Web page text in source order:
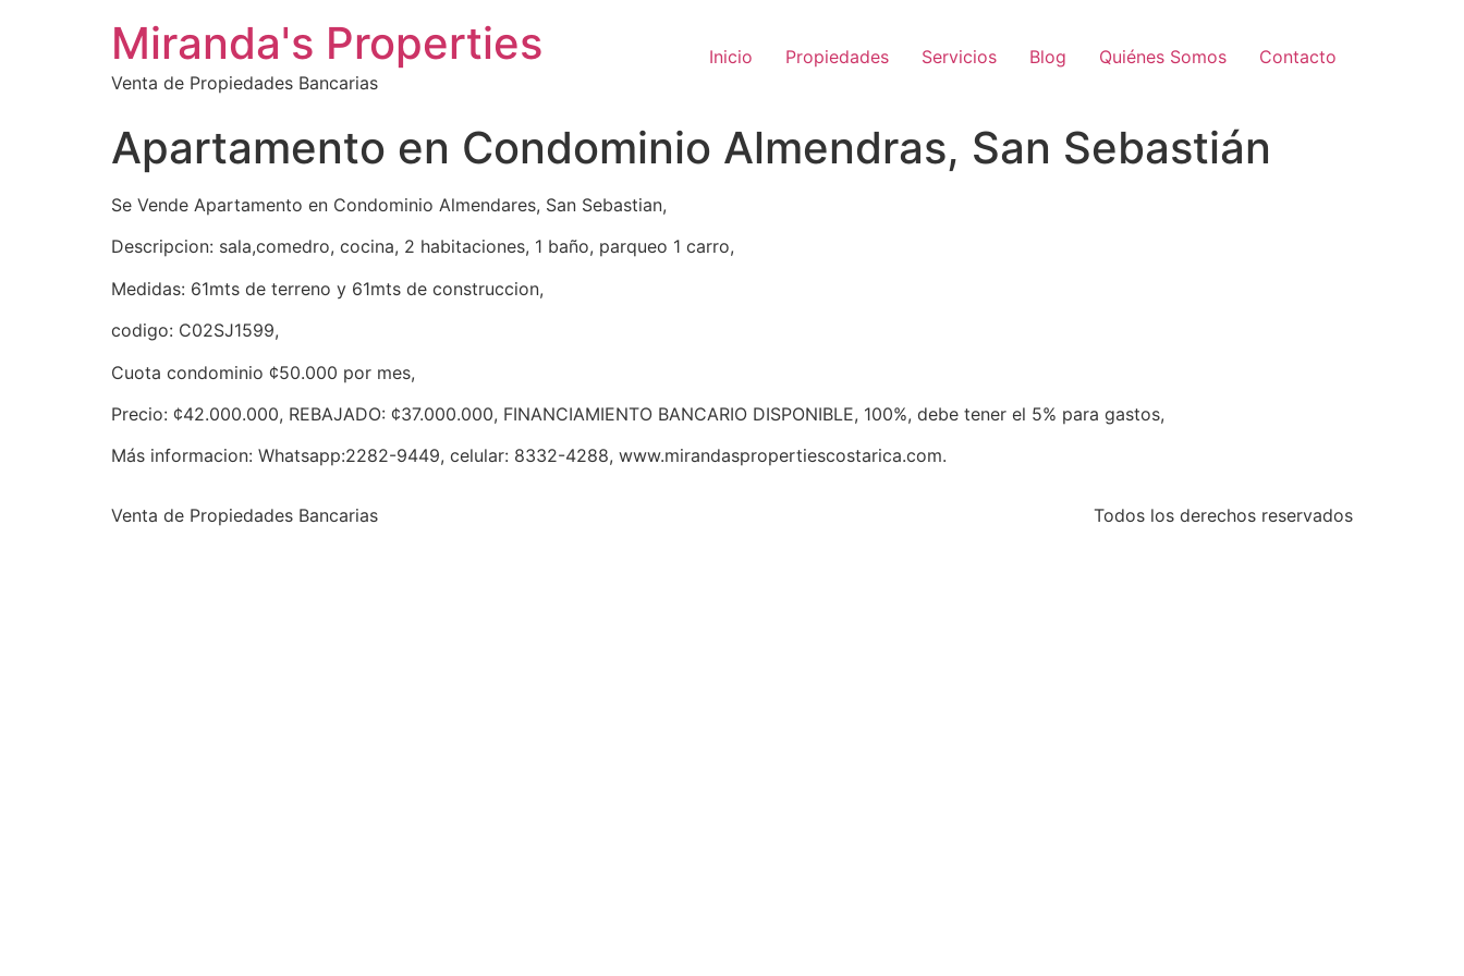
Miranda's Properties
Venta de Propiedades Bancarias
Inicio Propiedades Servicios Blog Quiénes Somos Contacto
Apartamento en Condominio Almendras, San Sebastián
Se Vende Apartamento en Condominio Almendares, San Sebastian,
Descripcion: sala,comedro, cocina, 2 habitaciones, 1 baño, parqueo 1 carro,
Medidas: 61mts de terreno y 61mts de construccion,
codigo: C02SJ1599,
Cuota condominio ¢50.000 por mes,
Precio: ¢42.000.000, REBAJADO: ¢37.000.000, FINANCIAMIENTO BANCARIO DISPONIBLE, 100%, debe tener el 5% para gastos,
Más informacion: Whatsapp:2282-9449, celular: 8332-4288, www.mirandaspropertiescostarica.com.
Venta de Propiedades Bancarias Todos los derechos reservados